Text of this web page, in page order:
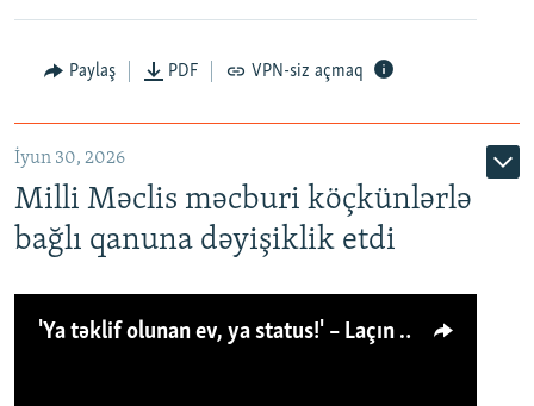
Paylaş PDF VPN-siz açmaq
İyun 30, 2026
Milli Məclis məcburi köçkünlərlə
bağlı qanuna dəyişiklik etdi
'Ya təklif olunan ev, ya status!' – Laçın köçkünü: 'Laçından başqa heç hara!'